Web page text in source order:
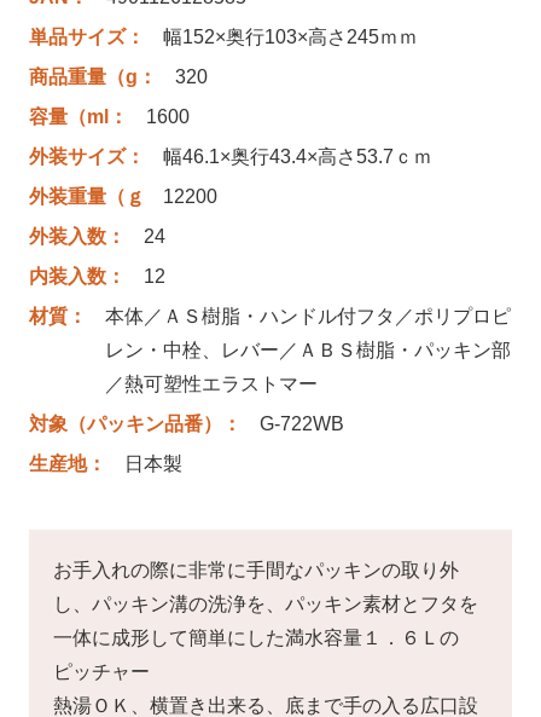
単品サイズ：
幅152×奥行103×高さ245ｍｍ
商品重量（g：
320
容量（ml：
1600
外装サイズ：
幅46.1×奥行43.4×高さ53.7ｃｍ
外装重量（ｇ
12200
外装入数：
24
内装入数：
12
材質：
本体／ＡＳ樹脂・ハンドル付フタ／ポリプロピ
レン・中栓、レバー／ＡＢＳ樹脂・パッキン部
／熱可塑性エラストマー
対象（パッキン品番）：
G-722WB
生産地：
日本製
お手入れの際に非常に手間なパッキンの取り外
し、パッキン溝の洗浄を、パッキン素材とフタを
一体に成形して簡単にした満水容量１．６Ｌの
ピッチャー
熱湯ＯＫ、横置き出来る、底まで手の入る広口設